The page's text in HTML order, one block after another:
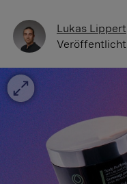
Lukas Lippert
Veröffentlicht